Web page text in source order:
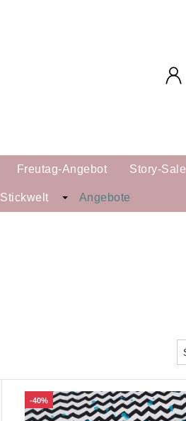
Freutag-Angebot Story-Sale
Stickwelt Angebote
-40%